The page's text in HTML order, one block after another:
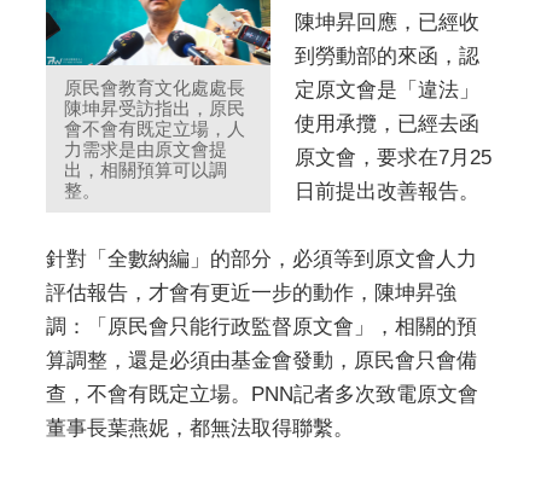
原民會教育文化處處長
陳坤昇受訪指出，原民
會不會有既定立場，人
力需求是由原文會提
出，相關預算可以調
整。
陳坤昇回應，已經收
到勞動部的來函，認
定原文會是「違法」
使用承攬，已經去函
原文會，要求在7月25
日前提出改善報告。
針對「全數納編」的部分，必須等到原文會人力
評估報告，才會有更近一步的動作，陳坤昇強
調：「原民會只能行政監督原文會」，相關的預
算調整，還是必須由基金會發動，原民會只會備
查，不會有既定立場。PNN記者多次致電原文會
董事長葉燕妮，都無法取得聯繫。